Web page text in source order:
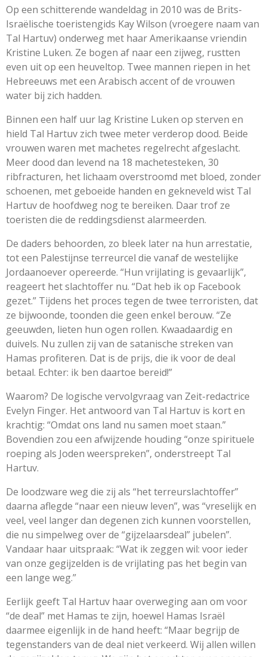
Op een schitterende wandeldag in 2010 was de Brits-
Israëlische toeristengids Kay Wilson (vroegere naam van
Tal Hartuv) onderweg met haar Amerikaanse vriendin
Kristine Luken. Ze bogen af naar een zijweg, rustten
even uit op een heuveltop. Twee mannen riepen in het
Hebreeuws met een Arabisch accent of de vrouwen
water bij zich hadden.
Binnen een half uur lag Kristine Luken op sterven en
hield Tal Hartuv zich twee meter verderop dood. Beide
vrouwen waren met machetes regelrecht afgeslacht.
Meer dood dan levend na 18 machetesteken, 30
ribfracturen, het lichaam overstroomd met bloed, zonder
schoenen, met geboeide handen en gekneveld wist Tal
Hartuv de hoofdweg nog te bereiken. Daar trof ze
toeristen die de reddingsdienst alarmeerden.
De daders behoorden, zo bleek later na hun arrestatie,
tot een Palestijnse terreurcel die vanaf de westelijke
Jordaanoever opereerde. “Hun vrijlating is gevaarlijk”,
reageert het slachtoffer nu. “Dat heb ik op Facebook
gezet.” Tijdens het proces tegen de twee terroristen, dat
ze bijwoonde, toonden die geen enkel berouw. “Ze
geeuwden, lieten hun ogen rollen. Kwaadaardig en
duivels. Nu zullen zij van de satanische streken van
Hamas profiteren. Dat is de prijs, die ik voor de deal
betaal. Echter: ik ben daartoe bereid!”
Waarom? De logische vervolgvraag van Zeit-redactrice
Evelyn Finger. Het antwoord van Tal Hartuv is kort en
krachtig: “Omdat ons land nu samen moet staan.”
Bovendien zou een afwijzende houding “onze spirituele
roeping als Joden weerspreken”, onderstreept Tal
Hartuv.
De loodzware weg die zij als “het terreurslachtoffer”
daarna aflegde “naar een nieuw leven”, was “vreselijk en
veel, veel langer dan degenen zich kunnen voorstellen,
die nu simpelweg over de “gijzelaarsdeal” jubelen”.
Vandaar haar uitspraak: “Wat ik zeggen wil: voor ieder
van onze gegijzelden is de vrijlating pas het begin van
een lange weg.”
Eerlijk geeft Tal Hartuv haar overweging aan om voor
“de deal” met Hamas te zijn, hoewel Hamas Israël
daarmee eigenlijk in de hand heeft: “Maar begrijp de
tegenstanders van de deal niet verkeerd. Wij allen willen